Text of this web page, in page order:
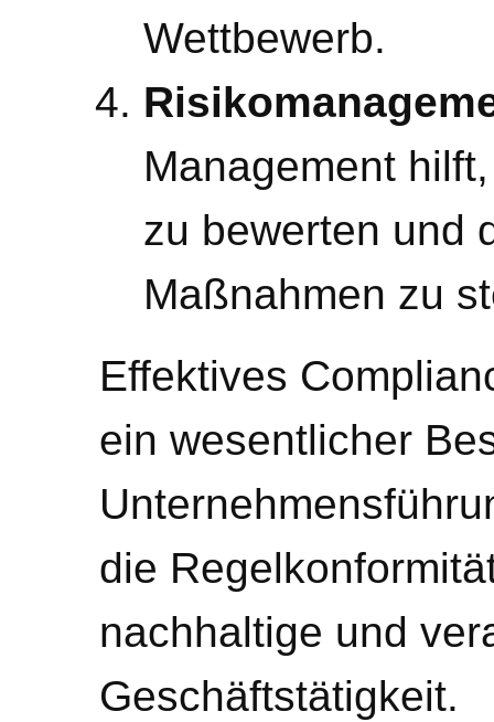
Wettbewerb.
Management
zu bewerten und
Maßnahmen zu
Effektives
ein wesentlicher
die
nachhaltige und
Geschäftstätigkeit.